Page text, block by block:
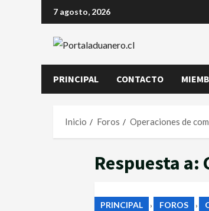
7 agosto, 2026
PRINCIPAL CONTACTO
Inicio Foros Operaciones de
Respuesta a:
PRINCIPAL › FOROS ›